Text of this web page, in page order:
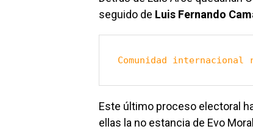
seguido de Luis Fernando
Comunidad internacional
Este último proceso electoral
ellas la no estancia de Evo